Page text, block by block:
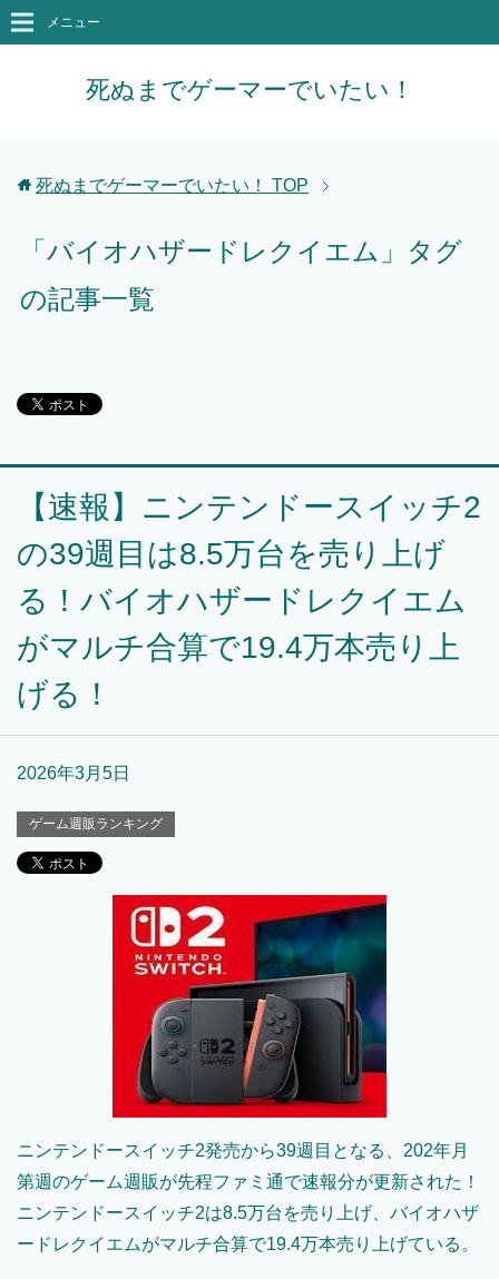
死ぬまでゲーマーでいたい！
メニュー
死ぬまでゲーマーでいたい！ TOP
「バイオハザードレクイエム」タグ
の記事一覧
【速報】ニンテンドースイッチ2
の39週目は8.5万台を売り上げ
る！バイオハザードレクイエム
がマルチ合算で19.4万本売り上
げる！
2026年3月5日
ゲーム週販ランキング
ニンテンドースイッチ2発売から39週目となる、202年月
第週のゲーム週販が先程ファミ通で速報分が更新された！
ニンテンドースイッチ2は8.5万台を売り上げ、バイオハザ
ードレクイエムがマルチ合算で19.4万本売り上げている。